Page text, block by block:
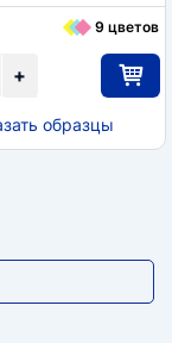
+
9 цветов
образцы